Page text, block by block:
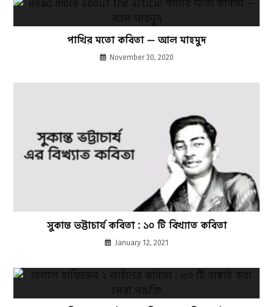
পাখির মতো কবিতা — আল মাহমুদ
November 30, 2020
সুকান্ত ভট্টাচার্য কবিতা : ১০ টি বিখ্যাত কবিতা
January 12, 2021